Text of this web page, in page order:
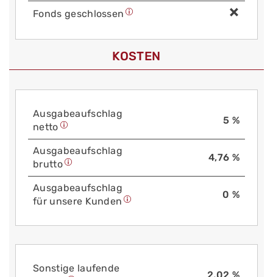
Fonds geschlossen
KOSTEN
Aus­gabe­auf­schlag
netto
5 %
Aus­gabe­auf­schlag
brutto
4,76 %
Aus­gabe­auf­schlag
für unsere Kunden
0 %
Sonstige laufende
2,02 %